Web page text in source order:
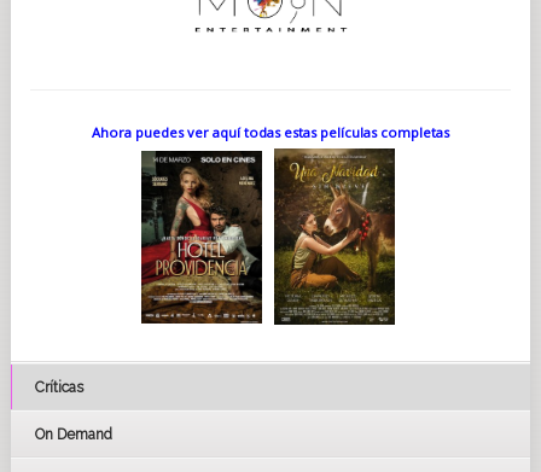
Ahora puedes ver aquí todas estas películas completas
Críticas
On Demand